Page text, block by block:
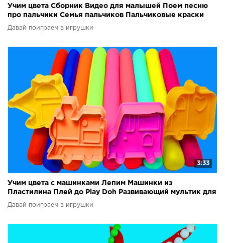
Учим цвета Сборник Видео для малышей Поем песню
про пальчики Семья пальчиков Пальчиковые краски
Давай поиграем в игрушки
3:33
Учим цвета с машинками Лепим Машинки из
Пластилина Плей до Play Doh Развивающий мультик для
детей
Давай поиграем в игрушки